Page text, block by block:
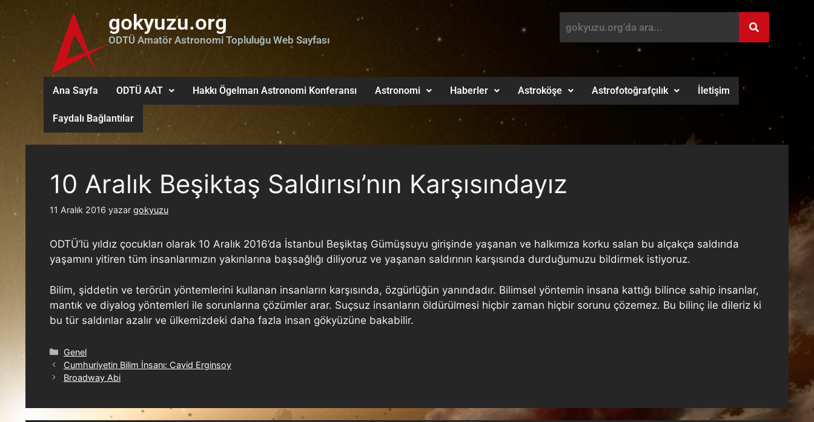
gokyuzu.org
ODTÜ Amatör Astronomi Topluluğu Web Sayfası
Ana Sayfa ODTÜ AAT Hakkı Ögelman Astronomi Konferansı Astronomi Haberler Astroköşe Astrofotoğrafçılık İletişim
Faydalı Bağlantılar
10 Aralık Beşiktaş Saldırısı’nın Karşısındayız
11 Aralık 2016 yazar gokyuzu
ODTÜ’lü yıldız çocukları olarak 10 Aralık 2016’da İstanbul Beşiktaş Gümüşsuyu girişinde yaşanan ve halkımıza korku salan bu alçakça saldırıda
yaşamını yitiren tüm insanlarımızın yakınlarına başsağlığı diliyoruz ve yaşanan saldırının karşısında durduğumuzu bildirmek istiyoruz.
Bilim, şiddetin ve terörün yöntemlerini kullanan insanların karşısında, özgürlüğün yanındadır. Bilimsel yöntemin insana kattığı bilince sahip insanlar,
mantık ve diyalog yöntemleri ile sorunlarına çözümler arar. Suçsuz insanların öldürülmesi hiçbir zaman hiçbir sorunu çözemez. Bu bilinç ile dileriz ki
bu tür saldırılar azalır ve ülkemizdeki daha fazla insan gökyüzüne bakabilir.
Genel
Cumhuriyetin Bilim İnsanı: Cavid Erginsoy
Broadway Abi